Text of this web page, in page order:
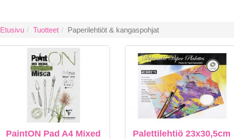
Etusivu Tuotteet Paperilehtiöt & kangaspohjat
PaintON Pad A4 Mixed
Palettilehtiö 23x30,5cm